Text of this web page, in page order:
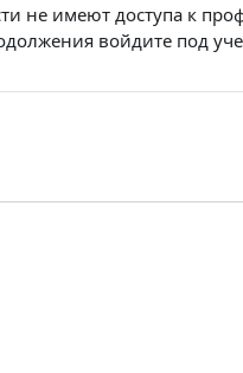
не имеют доступа к
войдите под